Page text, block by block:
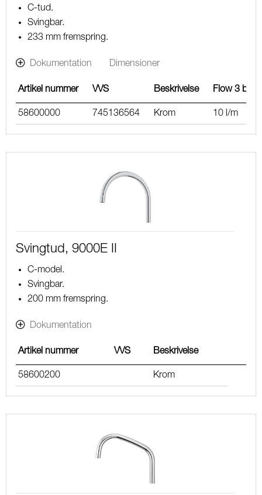
C-tud.
Svingbar.
233 mm fremspring.
Dokumentation Dimensioner
Artikel nummer VVS Beskrivelse Flow 3 bar
58600000 745136564 Krom 10 l/m
Svingtud, 9000E II
C-model.
Svingbar.
200 mm fremspring.
Dokumentation
Artikel nummer VVS Beskrivelse
58600200 Krom